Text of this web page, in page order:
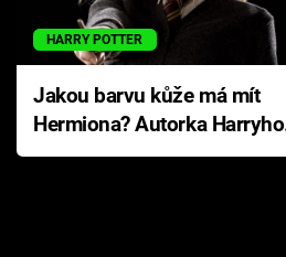
HARRY POTTER
Jakou barvu kůže má mít
Hermiona? Autorka Harryho
Pottera přišla s ráznou